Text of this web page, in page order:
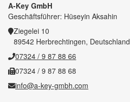
A-Key GmbH
Geschäftsführer: Hüseyin Aksahin
Ziegelei 10
89542 Herbrechtingen, Deutschland
07324 / 9 87 88 66
07324 / 9 87 88 68
info@a-key-gmbh.com